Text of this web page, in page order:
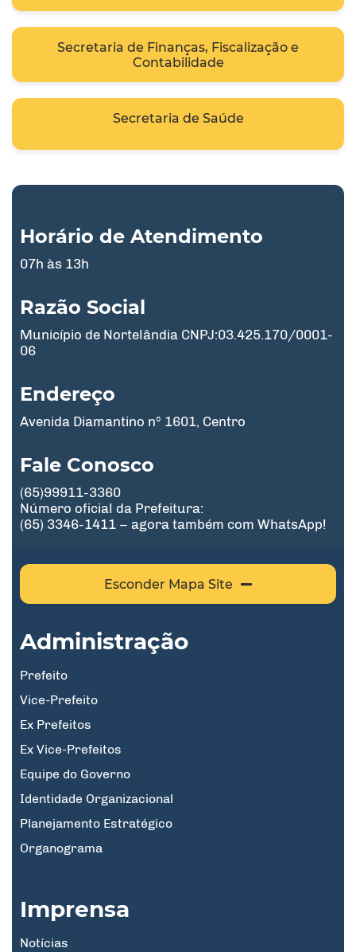
Secretaria de Finanças, Fiscalização e
Contabilidade
Secretaria de Saúde
Horário de Atendimento
07h às 13h
Razão Social
Município de Nortelândia CNPJ:03.425.170/0001-
06
Endereço
Avenida Diamantino nº 1601, Centro
Fale Conosco
(65)99911-3360
Número oficial da Prefeitura:
(65) 3346-1411 – agora também com WhatsApp!
Esconder Mapa Site
Administração
Prefeito
Vice-Prefeito
Ex Prefeitos
Ex Vice-Prefeitos
Equipe do Governo
Identidade Organizacional
Planejamento Estratégico
Organograma
Imprensa
Notícias